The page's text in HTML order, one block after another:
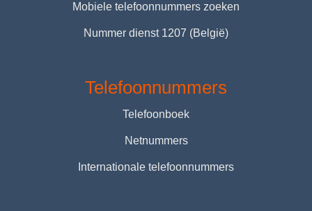
Mobiele telefoonnummers zoeken
Nummer dienst 1207 (België)
Telefoonnummers
Telefoonboek
Netnummers
Internationale telefoonnummers